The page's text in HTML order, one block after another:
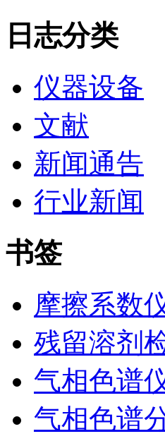
日志分类
仪器设备
文献
新闻通告
行业新闻
书签
摩擦系数
残留溶剂
气相色谱
气相色谱